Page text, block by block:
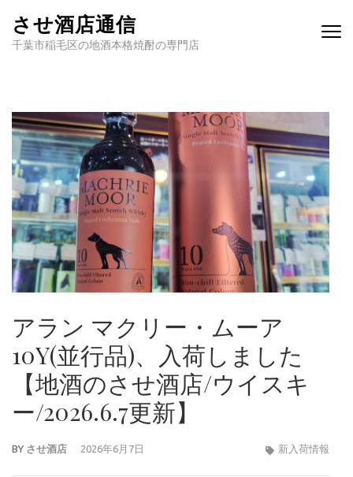
させ酒店通信
千葉市稲毛区の地酒本格焼酎の専門店
アラン マクリー・ムーア
10Y(並行品)、入荷しました
【地酒のさせ酒店/ウイスキ
ー/2026.6.7更新】
BY させ酒店 2026年6月7日 新入荷情報